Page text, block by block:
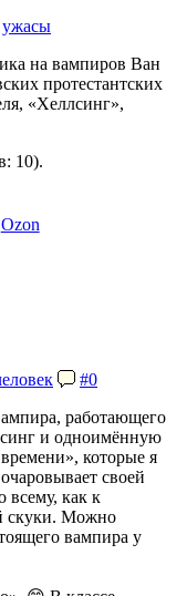
ужасы
на вампиров Ван
протестантских
«Хеллсинг»,
10).
Ozon
#0
работающего
и одноимённую
которые я
своей
всему, как к
скуки. Можно
вампира у